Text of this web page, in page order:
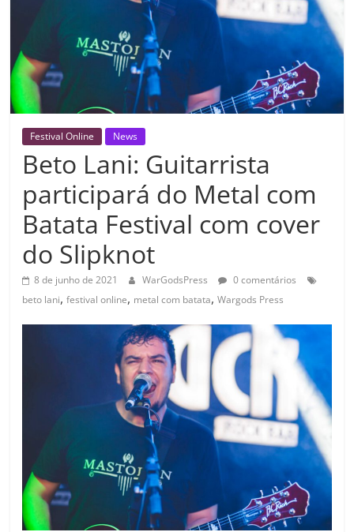
Festival Online News
Beto Lani: Guitarrista
participará do Metal com
Batata Festival com cover
do Slipknot
8 de junho de 2021 WarGodsPress
0 comentários
beto lani,festival online, metal com batata,Wargods Press